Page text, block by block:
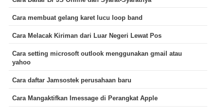
Cara membuat gelang karet lucu loop band
Cara Melacak Kiriman dari Luar Negeri Lewat Pos
Cara setting microsoft outlook menggunakan gmail atau
yahoo
Cara daftar Jamsostek perusahaan baru
Cara Mangaktifkan Imessage di Perangkat Apple